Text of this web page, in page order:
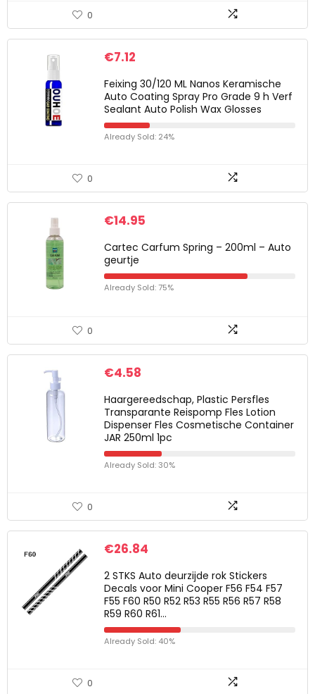
0
€7.12
Feixing 30/120 ML Nanos Keramische
Auto Coating Spray Pro Grade 9 h Verf
Sealant Auto Polish Wax Glosses
Already Sold: 24%
0
€14.95
Cartec Carfum Spring – 200ml – Auto
geurtje
Already Sold: 75%
0
€4.58
Haargereedschap, Plastic Persfles
Transparante Reispomp Fles Lotion
Dispenser Fles Cosmetische Container
JAR 250ml 1pc
Already Sold: 30%
0
€26.84
2 STKS Auto deurzijde rok Stickers
Decals voor Mini Cooper F56 F54 F57
F55 F60 R50 R52 R53 R55 R56 R57 R58
R59 R60 R61…
Already Sold: 40%
0